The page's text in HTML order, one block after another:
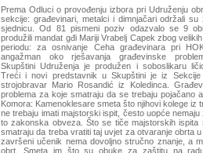
Prema Odluci o provođenju izbora pri Udruženju
sekcije: građevinari, metalci i dimnjačari održali su
sjednicu. Od 81 pismeni poziv odazvalo se 9
produžili mandat gđi Mariji Vrabelj Capek zbog
periodu: za osnivanje Ceha građevinara pri
angažman oko rješavanja građevinske
Skupštini Udruženja je produžen i soboslikaru
Treći i novi predstavnik u Skupštini je iz Sekcije
strojobravar Mario Rosandić iz Koledinca.
problema za koje smatraju da se trebaju pojačano
Komora: Kamenoklesare smeta što njihovi kolege iz
ne trebaju imati majstorski ispit, često uopće
to zakonska obveza. Što se tiče majstorskih ispita
smatraju da treba vratiti taj uvjet za otvaranje obrta
završeni učenik nema dovoljno stručno znanje, a
obrt. Smeta im što su obuke za zaštitu na